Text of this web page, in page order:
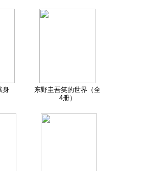
身
东野圭吾笑的世界（全
4册）